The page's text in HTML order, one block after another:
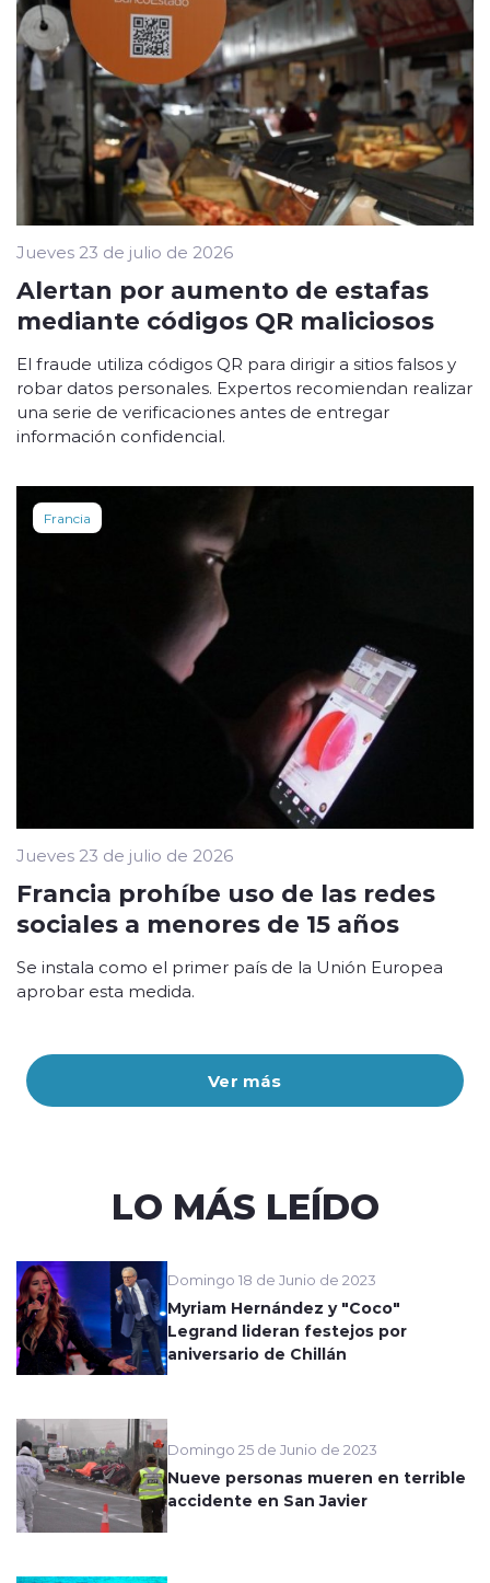
Ver más
Jueves 23 de julio de 2026
Alertan por aumento de estafas
mediante códigos QR maliciosos
El fraude utiliza códigos QR para dirigir a sitios falsos y
robar datos personales. Expertos recomiendan realizar
una serie de verificaciones antes de entregar
información confidencial.
Francia
Jueves 23 de julio de 2026
Francia prohíbe uso de las redes
sociales a menores de 15 años
Se instala como el primer país de la Unión Europea
aprobar esta medida.
LO MÁS LEÍDO
Domingo 18 de Junio de 2023
Myriam Hernández y "Coco"
Legrand lideran festejos por
aniversario de Chillán
Domingo 25 de Junio de 2023
Nueve personas mueren en terrible
accidente en San Javier